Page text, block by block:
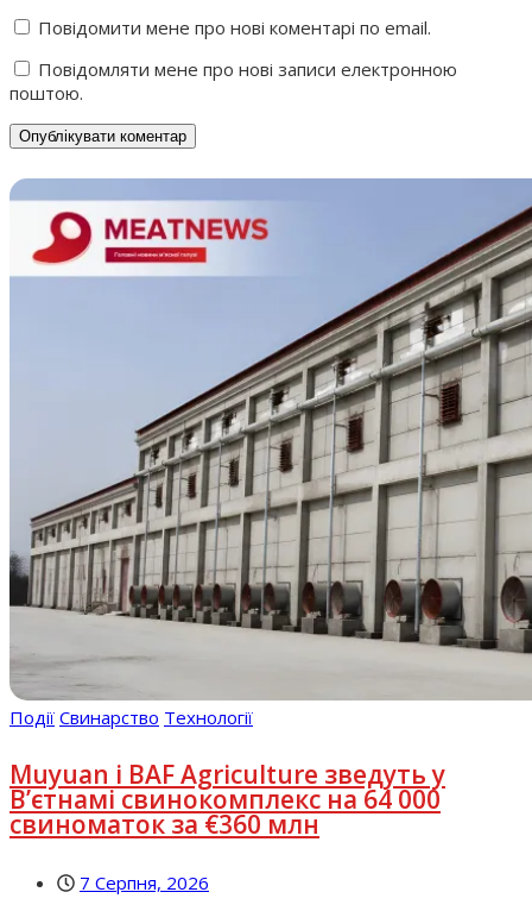
Повідомити мене про нові коментарі по email.
Повідомляти мене про нові записи електронною
поштою.
Події Свинарство Технології
Muyuan і BAF Agriculture зведуть у
В’єтнамі свинокомплекс на 64 000
свиноматок за €360 млн
7 Серпня, 2026